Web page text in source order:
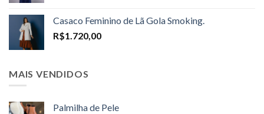
through
Casaco Feminino de Lã Gola Smoking.
R$1.720,00
MAIS VENDIDOS
Palmilha de Pele